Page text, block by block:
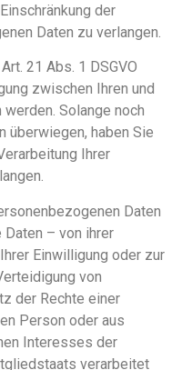
der
Daten zu verlangen.
21 Abs. 1 DSGVO
zwischen Ihren und
Solange noch
haben Sie
Ihrer
Daten
– von ihrer
Einwilligung oder zur
von
der Rechte einer
Person oder aus
Interesses der
verarbeitet